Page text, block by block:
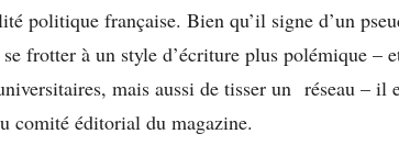
politique française. Bien qu’il signe d’un
frotter à un style d’écriture plus polémique –
mais aussi de tisser un réseau – il
comité éditorial du magazine.